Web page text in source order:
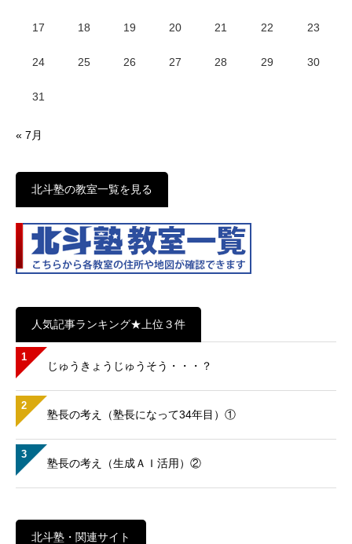
17 18 19 20 21 22 23
24 25 26 27 28 29 30
31
« 7月
北斗塾の教室一覧を見る
人気記事ランキング★上位３件
1
じゅうきょうじゅうそう・・・？
2
塾長の考え（塾長になって34年目）①
3
塾長の考え（生成ＡＩ活用）②
北斗塾・関連サイト